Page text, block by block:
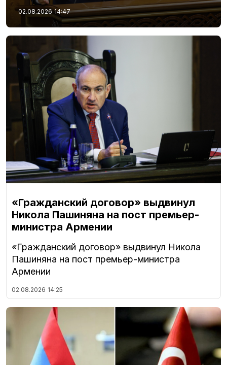
02.08.2026 14:47
«Гражданский договор» выдвинул
Никола Пашиняна на пост премьер-
министра Армении
«Гражданский договор» выдвинул Никола
Пашиняна на пост премьер-министра
Армении
02.08.2026 14:25